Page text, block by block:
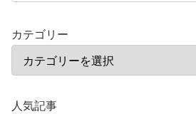
カテゴリー
人気記事